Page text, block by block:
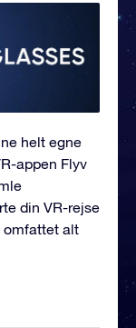
helt egne
appen Flyv
din VR-rejse
omfattet alt